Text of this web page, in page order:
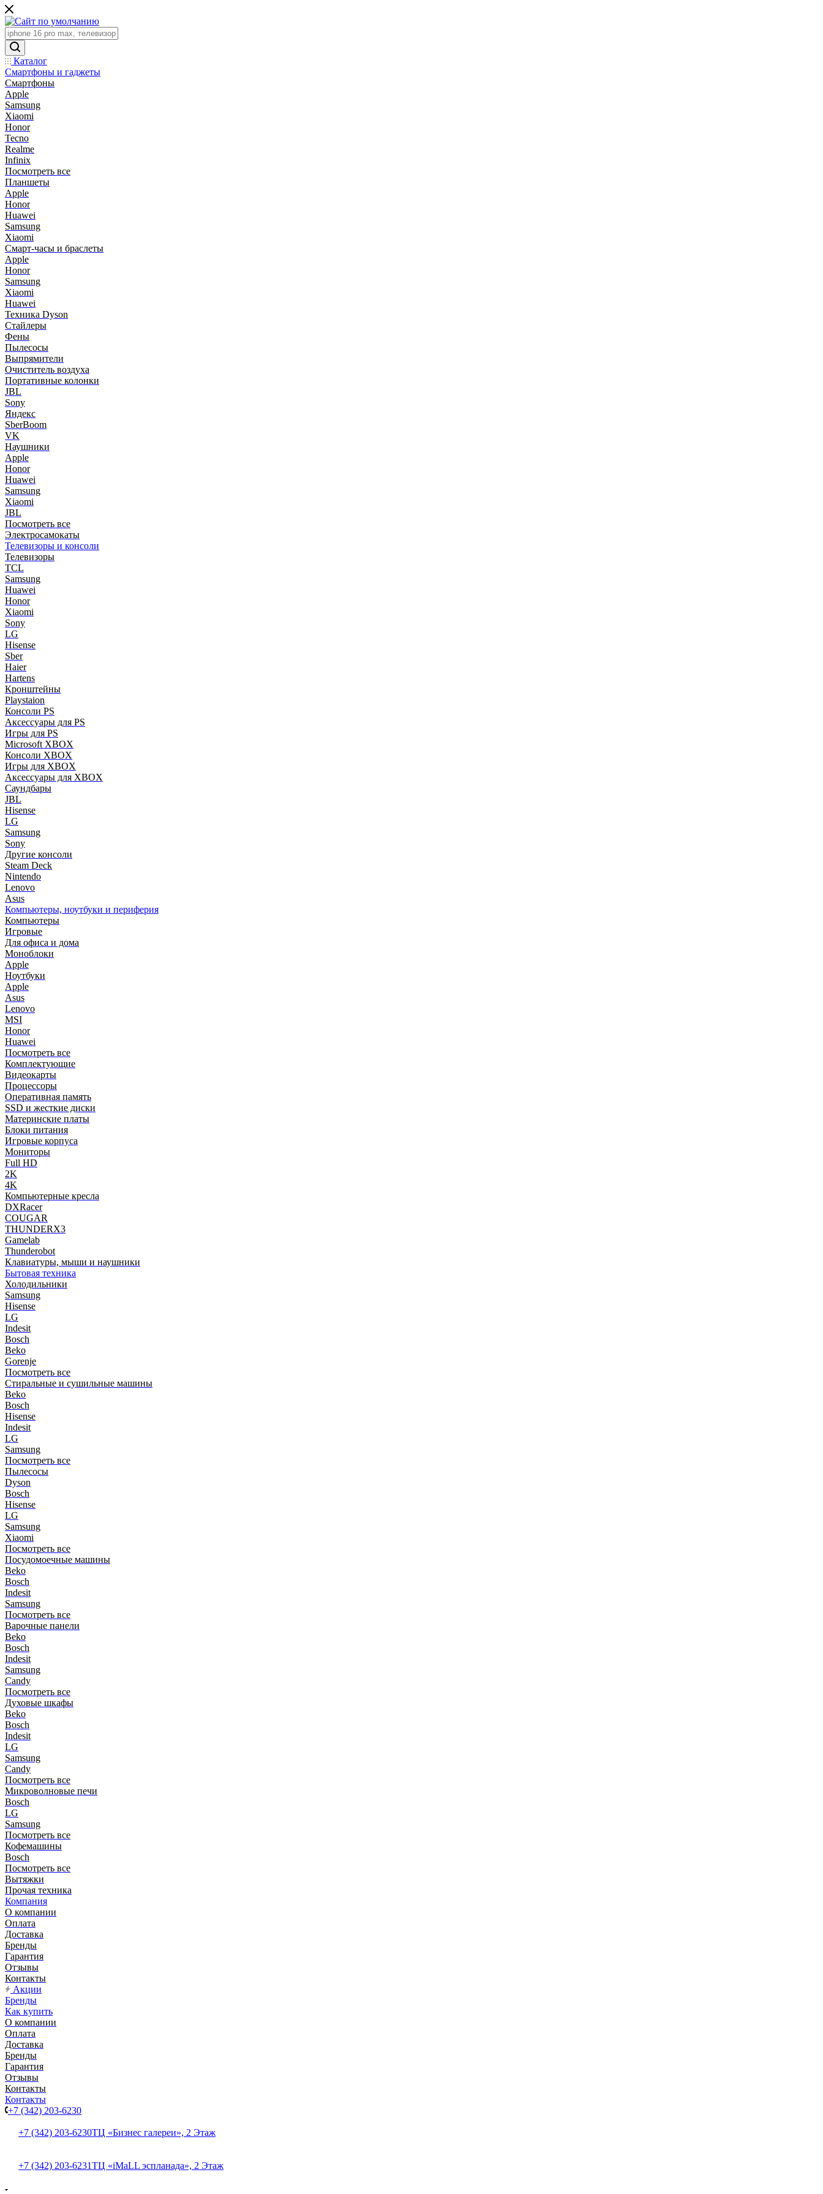
Каталог
Смартфоны и гаджеты
Смартфоны
Apple
Samsung
Xiaomi
Honor
Tecno
Realme
Infinix
Посмотреть все
Планшеты
Apple
Honor
Huawei
Samsung
Xiaomi
Смарт-часы и браслеты
Apple
Honor
Samsung
Xiaomi
Huawei
Техника Dyson
Стайлеры
Фены
Пылесосы
Выпрямители
Очиститель воздуха
Портативные колонки
JBL
Sony
Яндекс
SberBoom
VK
Наушники
Apple
Honor
Huawei
Samsung
Xiaomi
JBL
Посмотреть все
Электросамокаты
Телевизоры и консоли
Телевизоры
TCL
Samsung
Huawei
Honor
Xiaomi
Sony
LG
Hisense
Sber
Haier
Hartens
Кронштейны
Playstaion
Консоли PS
Аксессуары для PS
Игры для PS
Microsoft XBOX
Консоли XBOX
Игры для XBOX
Аксессуары для XBOX
Саундбары
JBL
Hisense
LG
Samsung
Sony
Другие консоли
Steam Deck
Nintendo
Lenovo
Asus
Компьютеры, ноутбуки и периферия
Компьютеры
Игровые
Для офиса и дома
Моноблоки
Apple
Ноутбуки
Apple
Asus
Lenovo
MSI
Honor
Huawei
Посмотреть все
Комплектующие
Видеокарты
Процессоры
Оперативная память
SSD и жесткие диски
Материнские платы
Блоки питания
Игровые корпуса
Мониторы
Full HD
2K
4K
Компьютерные кресла
DXRacer
COUGAR
THUNDERX3
Gamelab
Thunderobot
Клавиатуры, мыши и наушники
Бытовая техника
Холодильники
Samsung
Hisense
LG
Indesit
Bosch
Beko
Gorenje
Посмотреть все
Стиральные и сушильные машины
Beko
Bosch
Hisense
Indesit
LG
Samsung
Посмотреть все
Пылесосы
Dyson
Bosch
Hisense
LG
Samsung
Xiaomi
Посмотреть все
Посудомоечные машины
Beko
Bosch
Indesit
Samsung
Посмотреть все
Варочные панели
Beko
Bosch
Indesit
Samsung
Candy
Посмотреть все
Духовые шкафы
Beko
Bosch
Indesit
LG
Samsung
Candy
Посмотреть все
Микроволновые печи
Bosch
LG
Samsung
Посмотреть все
Кофемашины
Bosch
Посмотреть все
Вытяжки
Прочая техника
Компания
О компании
Оплата
Доставка
Бренды
Гарантия
Отзывы
Контакты
Акции
Бренды
Как купить
О компании
Оплата
Доставка
Бренды
Гарантия
Отзывы
Контакты
Контакты
+7 (342) 203-6230
+7 (342) 203-6230ТЦ «Бизнес галереи», 2 Этаж
+7 (342) 203-6231ТЦ «iMaLL эспланада», 2 Этаж